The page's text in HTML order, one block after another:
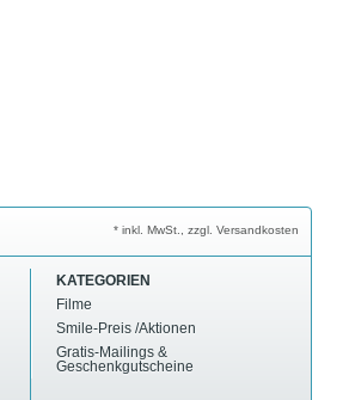
* inkl. MwSt., zzgl. Versandkosten
KATEGORIEN
Filme
Smile-Preis /Aktionen
Gratis-Mailings &
Geschenkgutscheine